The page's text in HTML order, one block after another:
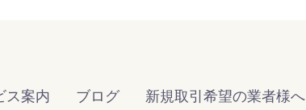
ス案内 ブログ 新規取引希望の業者様へ